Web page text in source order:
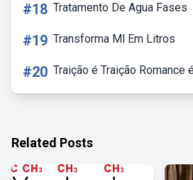
#18 Tratamento De Agua Fases
#19 Transforma Ml Em Litros
#20 Traição é Traição Romance
Related Posts